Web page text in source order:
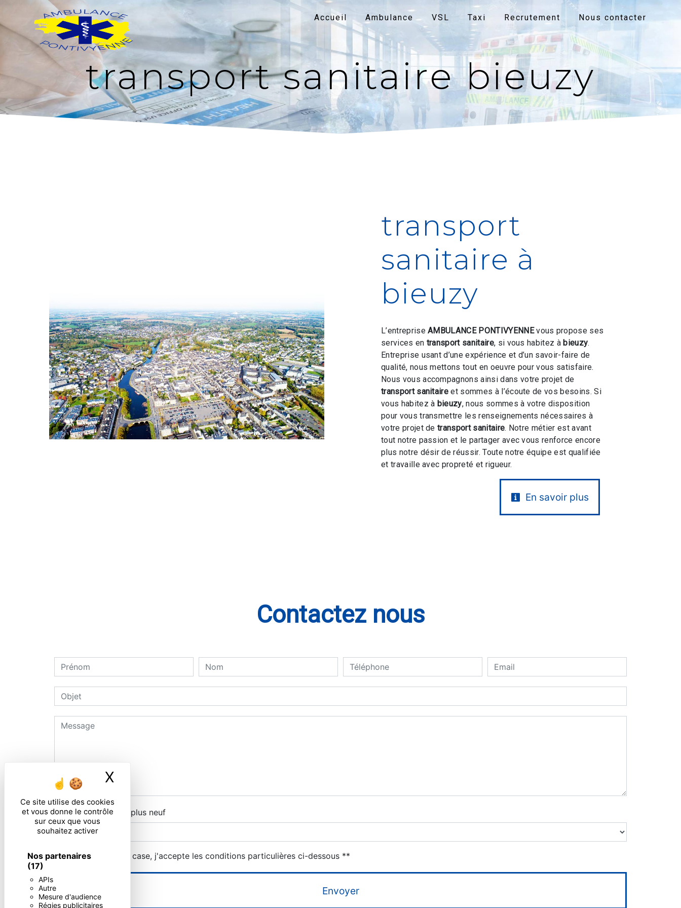
Panneau de gestion des cookies
Ce site utilise des cookies
et vous donne le contrôle
sur ceux que vous
souhaitez activer
Nos partenaires
(17)
APIs
Autre
Mesure d'audience
Régies publicitaires
X
Accueil Ambulance VSL Taxi Recrutement Nous contacter
transport sanitaire bieuzy
transport
sanitaire à
bieuzy
L’entrepriseAMBULANCE PONTIVYENNEvous propose ses
services en transport sanitaire, si vous habitez àbieuzy.
Entreprise usant d’une expérience et d’un savoir-faire de
qualité, nous mettons tout en oeuvre pour vous satisfaire.
Nous vous accompagnons ainsi dans votre projet de
transport sanitaire et sommes à l’écoute de vos besoins. Si
vous habitez à bieuzy, nous sommes à votre disposition
pour vous transmettre les renseignements nécessaires à
votre projet detransport sanitaire. Notre métier est avant
tout notre passion et le partager avec vous renforce encore
plus notre désir de réussir. Toute notre équipe est qualifiée
et travaille avec propreté et rigueur.
En savoir plus
Contactez nous
Combien font deux plus neuf
En cochant cette case, j'accepte les conditions particulières ci-dessous **
Envoyer